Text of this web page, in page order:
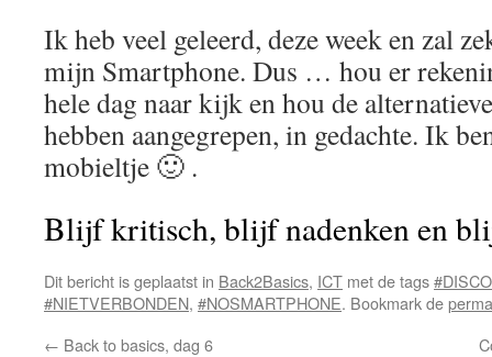
Ik heb veel geleerd, deze week en zal
mijn Smartphone. Dus … hou er
hele dag naar kijk en hou de
hebben aangegrepen, in gedachte. Ik
mobieltje 🙂 .
Blijf kritisch, blijf nadenken en
Dit bericht is geplaatst in Back2Basics, ICT met de tags
#NIETVERBONDEN, #NOSMARTPHONE. Bookmark de
← Back to basics, dag 6